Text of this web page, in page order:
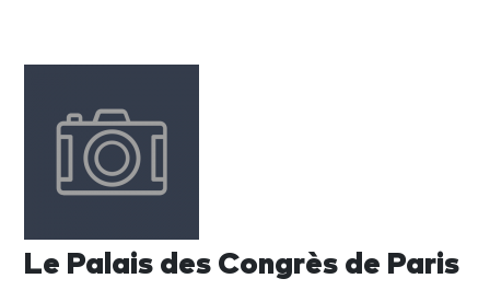
Le Palais des Congrès de Paris